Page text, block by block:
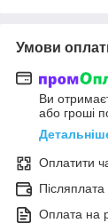
Умови
Ви
або гроші
Оплатити
Післяплата
Оплата на